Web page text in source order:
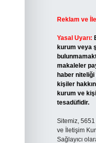
Reklam ve
Yasal Uyarı:
kurum veya
makaleler
haber
kişiler
kurum ve
tesadüfidir.
Sitemiz,
ve İletişim
Sağlayıcı